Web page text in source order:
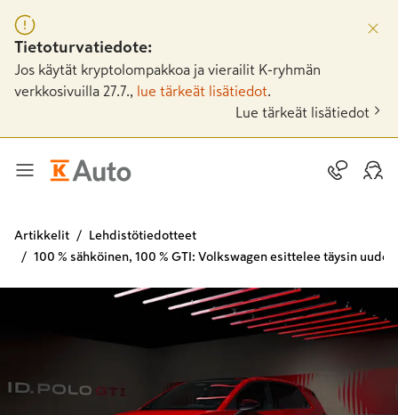
Tietoturvatiedote:
Jos käytät kryptolompakkoa ja vierailit K-ryhmän
verkkosivuilla 27.7.,
lue tärkeät lisätiedot
Lue tärkeät lisätiedot
Artikkelit
Lehdistötiedotteet
100 % sähköinen, 100 % GTI: Volkswagen esittelee täysin uuden